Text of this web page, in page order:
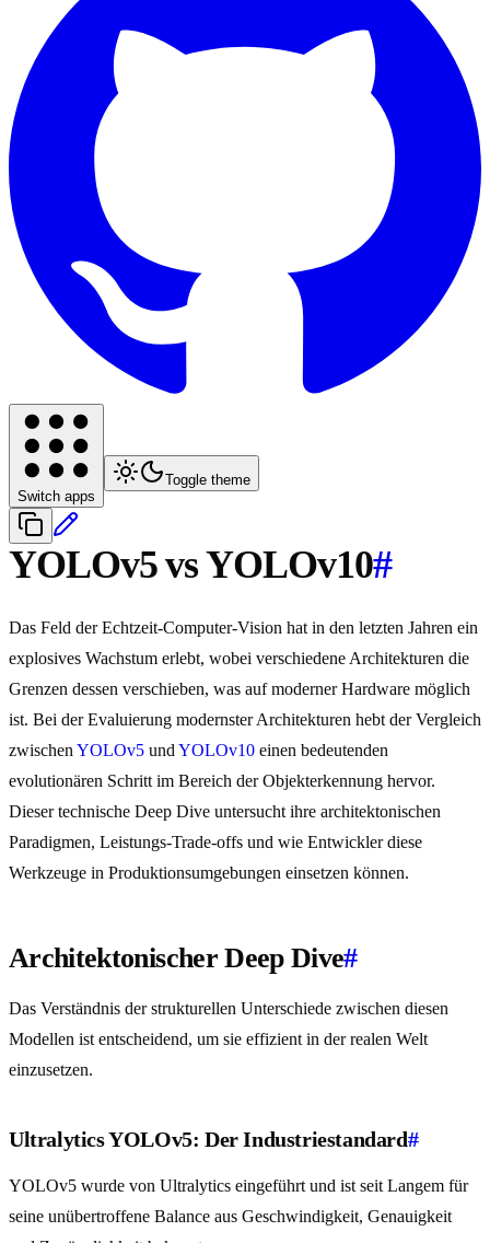
Switch apps
Toggle theme
YOLOv5 vs YOLOv10#
Das Feld der Echtzeit-Computer-Vision hat in den letzten Jahren ein
explosives Wachstum erlebt, wobei verschiedene Architekturen die
Grenzen dessen verschieben, was auf moderner Hardware möglich
ist. Bei der Evaluierung modernster Architekturen hebt der Vergleich
zwischen YOLOv5 und YOLOv10 einen bedeutenden
evolutionären Schritt im Bereich der Objekterkennung hervor.
Dieser technische Deep Dive untersucht ihre architektonischen
Paradigmen, Leistungs-Trade-offs und wie Entwickler diese
Werkzeuge in Produktionsumgebungen einsetzen können.
Architektonischer Deep Dive#
Das Verständnis der strukturellen Unterschiede zwischen diesen
Modellen ist entscheidend, um sie effizient in der realen Welt
einzusetzen.
Ultralytics YOLOv5: Der Industriestandard#
YOLOv5 wurde von Ultralytics eingeführt und ist seit Langem für
seine unübertroffene Balance aus Geschwindigkeit, Genauigkeit